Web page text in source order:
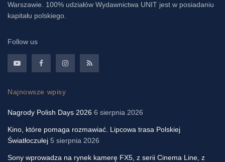
Warszawie. 100% udziałów Wydawnictwa UNIT jest w posiadaniu
kapitału polskiego.
Follow us
Najnowsze wpisy
Nagrody Polish Days 2026 6 sierpnia 2026
Kino, które pomaga rozmawiać. Lipcowa trasa Polskiej
Światłoczułej 5 sierpnia 2026
Sony wprowadza na rynek kamerę FX5, z serii Cinema Line, z